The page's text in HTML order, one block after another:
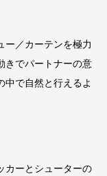
ー／カーテンを極力
きでパートナーの意
中で自然と行えるよ
カーとシューターの